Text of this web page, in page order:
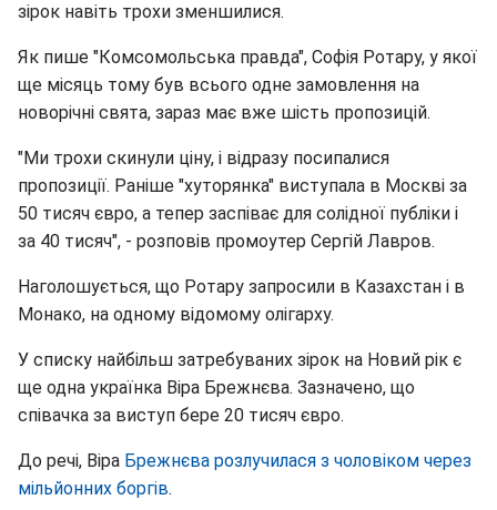
зірок навіть трохи зменшилися.
Як пише "Комсомольська правда", Софія Ротару, у якої
ще місяць тому був всього одне замовлення на
новорічні свята, зараз має вже шість пропозицій.
"Ми трохи скинули ціну, і відразу посипалися
пропозиції. Раніше "хуторянка" виступала в Москві за
50 тисяч євро, а тепер заспіває для солідної публіки і
за 40 тисяч", - розповів промоутер Сергій Лавров.
Наголошується, що Ротару запросили в Казахстан і в
Монако, на одному відомому олігарху.
У списку найбільш затребуваних зірок на Новий рік є
ще одна українка Віра Брежнєва. Зазначено, що
співачка за виступ бере 20 тисяч євро.
До речі, Віра Брежнєва розлучилася з чоловіком через
мільйонних боргів.